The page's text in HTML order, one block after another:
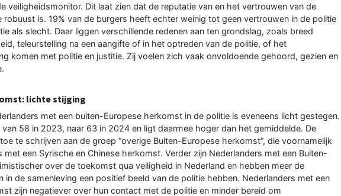
veiligheidsmonitor. Dit laat zien dat de reputatie van en het vertrouwen van de
robuust is. 19% van de burgers heeft echter weinig tot geen vertrouwen in de politie
als slecht. Daar liggen verschillende redenen aan ten grondslag, zoals breed
teleurstelling na een aangifte of in het optreden van de politie, of het
komen met politie en justitie. Zij voelen zich vaak onvoldoende gehoord, gezien en
lichte stijging
met een buiten-Europese herkomst in de politie is eveneens licht gestegen.
58 in 2023, naar 63 in 2024 en ligt daarmee hoger dan het gemiddelde. De
te schrijven aan de groep “overige Buiten-Europese herkomst”, die voornamelijk
met een Syrische en Chinese herkomst. Verder zijn Nederlanders met een Buiten-
over de toekomst qua veiligheid in Nederland en hebben meer de
in de samenleving een positief beeld van de politie hebben. Nederlanders met een
zijn negatiever over hun contact met de politie en minder bereid om